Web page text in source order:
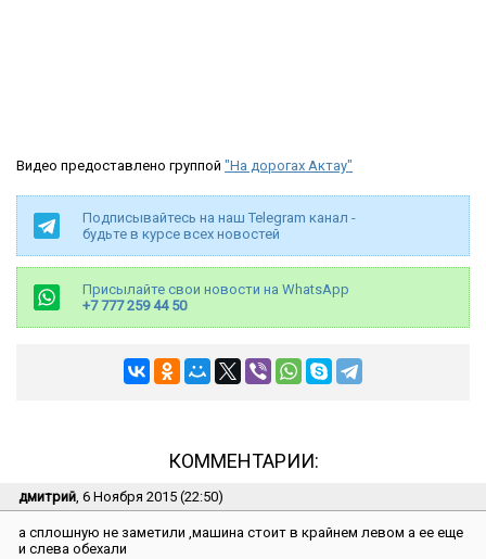
Видео предоставлено группой "На дорогах Актау"
Подписывайтесь на наш Telegram канал -
будьте в курсе всех новостей
Присылайте свои новости на WhatsApp
+7 777 259 44 50
КОММЕНТАРИИ:
дмитрий, 6 Ноября 2015 (22:50)
а сплошную не заметили ,машина стоит в крайнем левом а ее еще
и слева обехали